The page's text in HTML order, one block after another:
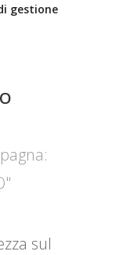
gestione
sul